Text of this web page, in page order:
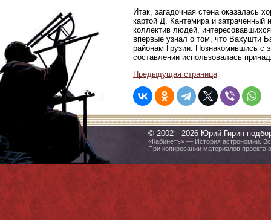
Итак, загадочная стена оказалась
картой Д. Кантемира и
коллектив людей,
впервые узнал о том, что Вахушти
районам Грузии. Познакомившись с
составлении использовалась
Предыдущая страница
© 2002—2026 Юрий Гирин
«Кабинетъ» — История астрономии.
При копировании материалов проекта